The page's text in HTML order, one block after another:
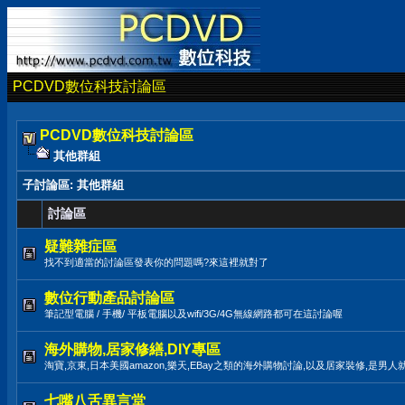
PCDVD數位科技討論區
PCDVD數位科技討論區
其他群組
子討論區: 其他群組
討論區
疑難雜症區
找不到適當的討論區發表你的問題嗎?來這裡就對了
數位行動產品討論區
筆記型電腦 / 手機/ 平板電腦以及wifi/3G/4G無線網路都可在這討論喔
海外購物,居家修繕,DIY專區
淘寶,京東,日本美國amazon,樂天,EBay之類的海外購物討論,以及居家裝修,是男人
七嘴八舌異言堂